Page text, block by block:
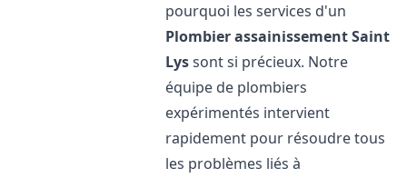
pourquoi les services d'un
Plombier assainissementSaint
Lyssont si précieux. Notre
équipe de plombiers
expérimentés intervient
rapidement pour résoudre tous
les problèmes liés à